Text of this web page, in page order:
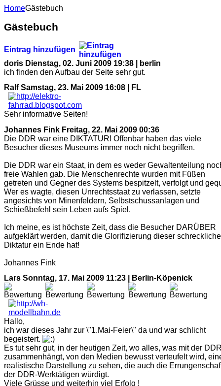
HomeGästebuch
Gästebuch
Eintrag hinzufügen
doris Dienstag, 02. Juni 2009 19:38 | berlin
ich finden den Aufbau der Seite sehr gut.
Ralf Samstag, 23. Mai 2009 16:08 | FL
Sehr informative Seiten!
Johannes Fink Freitag, 22. Mai 2009 00:36
Die DDR war eine DIKTATUR! Offenbar haben das viele
Besucher dieses Museums immer noch nicht begriffen.
Die DDR war ein Staat, in dem es weder Gewaltenteilung
freie Wahlen gab. Die Menschenrechte wurden mit Füßen
getreten und Gegner des Systems bespitzelt, verfolgt und
Wer es wagte, diesen Unrechtsstaat zu verlassen, setzte
angesichts von Minenfeldern, Selbstschussanlagen und
Schießbefehl sein Leben aufs Spiel.
Ich meine, es ist höchste Zeit, dass die Besucher DARÜBER
aufgeklärt werden, damit die Glorifizierung dieser
Diktatur ein Ende hat!
Johannes Fink
Lars Sonntag, 17. Mai 2009 11:23 | Berlin-Köpenick
Hallo,
ich war dieses Jahr zur \"1.Mai-Feier\" da und war schlicht
begeistert.
Es tut sehr gut, in der heutigen Zeit, wo alles, was mit der
zusammenhängt, von den Medien bewusst verteufelt wird,
realistische Darstellung zu sehen, die auch die
der DDR-Werktätigen würdigt.
Viele Grüsse und weiterhin viel Erfolg !